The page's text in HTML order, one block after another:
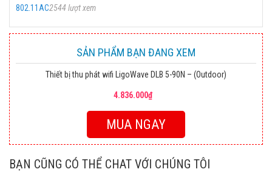
802.11AC2544 lượt xem
SẢN PHẨM BẠN ĐANG XEM
Thiết bị thu phát wifi LigoWave DLB 5-90N – (Outdoor)
4.836.000₫
MUA NGAY
BẠN CŨNG CÓ THỂ CHAT VỚI CHÚNG TÔI